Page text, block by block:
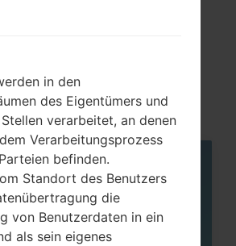
Optimus F3
in den
des Eigentümers und
verarbeitet, an denen
Verarbeitungsprozess
befinden.
Standort des Benutzers
die
von Benutzerdaten in ein
als sein eigenes